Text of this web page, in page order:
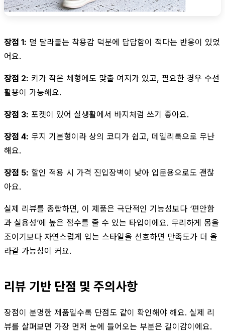
장점 1: 덜 달라붙는 착용감 덕분에 답답함이 적다는 반응이 있었
어요.
장점 2: 키가 작은 체형에도 맞출 여지가 있고, 필요한 경우 수선
활용이 가능해요.
장점 3: 포켓이 있어 실생활에서 바지처럼 쓰기 좋아요.
장점 4: 무지 기본형이라 상의 코디가 쉽고, 데일리룩으로 무난
해요.
장점 5: 할인 적용 시 가격 진입장벽이 낮아 입문용으로도 괜찮
아요.
실제 리뷰를 종합하면, 이 제품은 극단적인 기능성보다 ‘편안함
과 실용성’에 높은 점수를 줄 수 있는 타입이에요. 무리하게 몸을
조이기보다 자연스럽게 입는 스타일을 선호하면 만족도가 더 올
라갈 가능성이 커요.
리뷰 기반 단점 및 주의사항
장점이 분명한 제품일수록 단점도 같이 확인해야 해요. 실제 리
뷰를 살펴보면 가장 먼저 눈에 들어오는 부분은 길이감이에요.